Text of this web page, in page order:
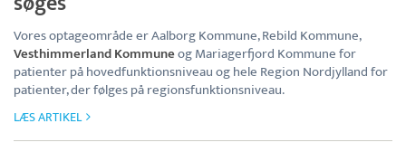
Vores optageområde er Aalborg Kommune, Rebild Kommune,
Vesthimmerland Kommuneog Mariagerfjord Kommune for
patienter på hovedfunktionsniveau og hele Region Nordjylland for
patienter, der følges på regionsfunktionsniveau.
LÆS ARTIKEL